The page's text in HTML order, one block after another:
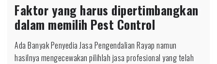
Faktor yang harus dipertimbangkan
dalam memilih Pest Control
Ada Banyak Penyedia Jasa Pengendalian Rayap namun
hasilnya mengecewakan pilihlah jasa profesional yang telah